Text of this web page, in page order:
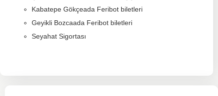
Kabatepe Gökçeada Feribot biletleri
Geyikli Bozcaada Feribot biletleri
Seyahat Sigortası